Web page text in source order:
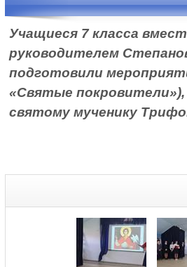
Учащиеся 7 класса
руководителем
подготовили
«Святые
святому мученику